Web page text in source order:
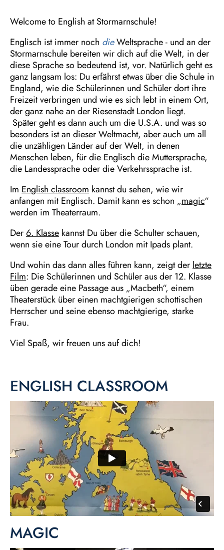
Welcome to English at Stormarnschule!
Englisch ist immer noch dieWeltsprache - und an der
Stormarnschule bereiten wir dich auf die Welt, in der
diese Sprache so bedeutend ist, vor. Natürlich geht es
ganz langsam los: Du erfährst etwas über die Schule in
England, wie die Schülerinnen und Schüler dort ihre
Freizeit verbringen und wie es sich lebt in einem Ort,
der ganz nahe an der Riesenstadt London liegt.
Später geht es dann auch um die U.S.A. und was so
besonders ist an dieser Weltmacht, aber auch um all
die unzähligen Länder auf der Welt, in denen
Menschen leben, für die Englisch die Muttersprache,
die Landessprache oder die Verkehrssprache ist.
Im English classroom kannst du sehen, wie wir
anfangen mit Englisch. Damit kann es schon „magic“
werden im Theaterraum.
Der 6. Klasse kannst Du über die Schulter schauen,
wenn sie eine Tour durch London mit Ipads plant.
Und wohin das dann alles führen kann, zeigt der letzte
Film: Die Schülerinnen und Schüler aus der 12. Klasse
üben gerade eine Passage aus „Macbeth“, einem
Theaterstück über einen machtgierigen schottischen
Herrscher und seine ebenso machtgierige, starke
Frau.
Viel Spaß, wir freuen uns auf dich!
ENGLISH CLASSROOM
MAGIC